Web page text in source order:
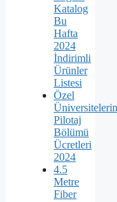
Katalog
Bu
Hafta
2024
İndirimli
Ürünler
Listesi
Özel
Üniversitelerin
Pilotaj
Bölümü
Ücretleri
2024
4.5
Metre
Fiber